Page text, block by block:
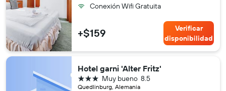
Conexión Wifi Gratuita
+$159
Verificar
disponibilidad
Hotel garni 'Alter Fritz'
Quedlinburg, Alemania
8.5
Muy bueno
3 estrellas